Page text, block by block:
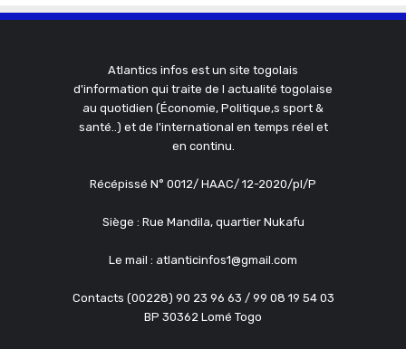
Atlantics infos est un site togolais
d'information qui traite de l actualité togolaise
au quotidien (Économie, Politique,s sport &
santé..) et de l'international en temps réel et
en continu.
Récépissé N° 0012/ HAAC/ 12-2020/pl/P
Siège : Rue Mandila, quartier Nukafu
Le mail : atlanticinfos1@gmail.com
Contacts (00228) 90 23 96 63 / 99 08 19 54 03
BP 30362 Lomé Togo